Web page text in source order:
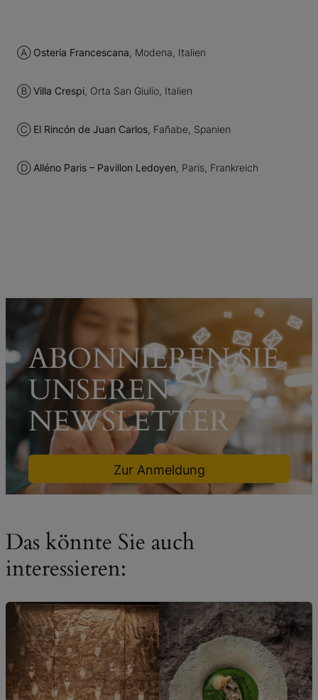
Ⓐ Osteria Francescana, Modena, Italien
ⒷVilla Crespi, Orta San Giulio, Italien
Ⓒ El Rincón de Juan Carlos, Fañabe, Spanien
Ⓓ Alléno Paris – Pavillon Ledoyen, Paris, Frankreich
ABONNIEREN SIE
UNSEREN
NEWSLETTER
Zur Anmeldung
Das könnte Sie auch
interessieren: